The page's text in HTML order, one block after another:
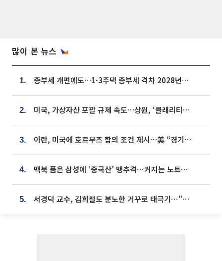
많이 본 뉴스
1. 종부세 개편에도…1·3주택 종부세 격차 2028년부터 확대
2. 미국, 가상자산 포괄 규제 속도…상원, ‘클래리티법’ 9월 절차투표 추진
3. 이란, 미국에 호르무즈 합의 조건 제시…美 “경기 아직 안 끝나” [종합]
4. 맥북 품은 삼성에 ‘중국산’ 맹추격⋯커지는 노트북 OLED 시장
5. 서경덕 교수, 김희철도 분노한 거꾸로 태극기⋯"엉터리는 아냐, 아쉬울 뿐"